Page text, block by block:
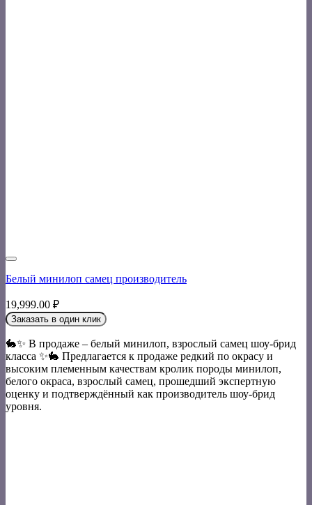
Белый минилоп самец производитель
19,999.00 ₽
Заказать в один клик
🐇✨ В продаже – белый минилоп, взрослый самец шоу-брид
класса ✨🐇 Предлагается к продаже редкий по окрасу и
высоким племенным качествам кролик породы минилоп,
белого окраса, взрослый самец, прошедший экспертную
оценку и подтверждённый как производитель шоу-брид
уровня.